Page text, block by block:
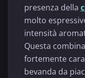
presenza della
molto
intensità
Questa
fortemente
bevanda da